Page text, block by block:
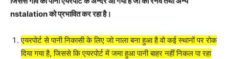
nstalation को प्रभावित कर रहा है।
एयरपोर्ट से पानी निकासी के लिए जो नाला बना हुआ है वो कई स्थानों पर रोक
दिया गया है, जिससे कि एयरपोर्ट में जमा हुआ पानी बाहर नहीं निकल पा रहा